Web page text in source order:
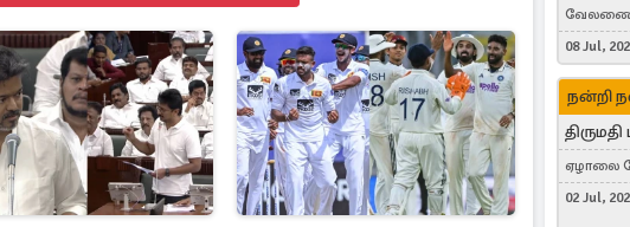
வேலணை,
08 Jul,
நன்றி
ஏழாலை
தங்காலை,
02 Jul,